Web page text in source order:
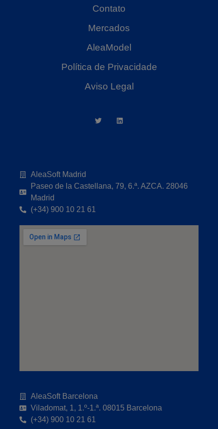
Contato
Mercados
AleaModel
Política de Privacidade
Aviso Legal
AleaSoft Madrid
Paseo de la Castellana, 79, 6.ª. AZCA. 28046
Madrid
(+34) 900 10 21 61
AleaSoft Barcelona
Viladomat, 1, 1.º-1.ª. 08015 Barcelona
(+34) 900 10 21 61